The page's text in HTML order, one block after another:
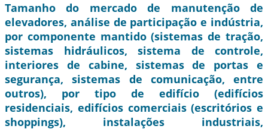
Tamanho do mercado de manutenção de
elevadores, análise de participação e indústria,
por componente mantido (sistemas de tração,
sistemas hidráulicos, sistema de controle,
interiores de cabine, sistemas de portas e
segurança, sistemas de comunicação, entre
outros), por tipo de edifício (edifícios
residenciais, edifícios comerciais (escritórios e
shoppings), instalações industriais,